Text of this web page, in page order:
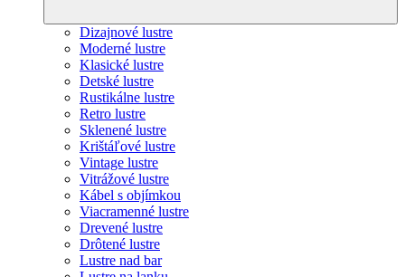
Dizajnové lustre
Moderné lustre
Klasické lustre
Detské lustre
Rustikálne lustre
Retro lustre
Sklenené lustre
Krištáľové lustre
Vintage lustre
Vitrážové lustre
Kábel s objímkou
Viacramenné lustre
Drevené lustre
Drôtené lustre
Lustre nad bar